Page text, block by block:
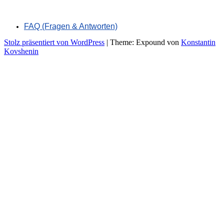
FAQ (Fragen & Antworten)
Stolz präsentiert von WordPress | Theme: Expound von Konstantin
Kovshenin